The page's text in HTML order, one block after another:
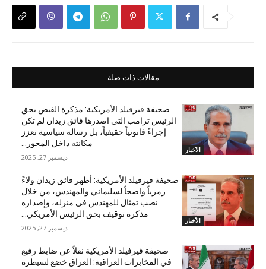
مقالات ذات صلة
الأخبار
صحيفة فيرفيلد الأمريكية: مذكرة القبض بحق
الرئيس ترامب التي اصدرها فائق زيدان لم تكن
إجراءً قانونياً حقيقياً، بل رسالة سياسية تعزز
مكانته داخل المحور...
ديسمبر 27, 2025
الأخبار
صحيفة فيرفيلد الأمريكية: أظهر فائق زيدان ولاءً
رمزياً واضحاً لسليماني والمهندس، من خلال
نصب تمثال للمهندس في منزله، وإصداره
مذكرة توقيف بحق الرئيس الأمريكي...
ديسمبر 27, 2025
صحيفة فيرفيلد الأمريكية نقلاً عن ضابط رفيع
في المخابرات العراقية: العراق خضع لسيطرة